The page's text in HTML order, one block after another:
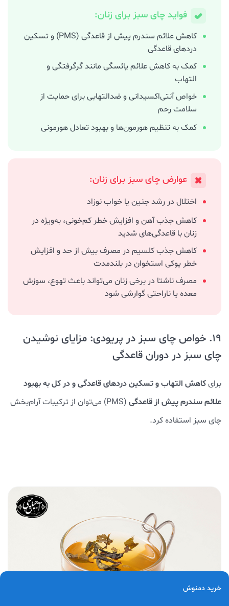
فواید چای سبز برای زنان:
کاهش علائم سندرم پیش از قاعدگی (PMS) و تسکین
دردهای قاعدگی
کمک به کاهش علائم یائسگی مانند گرگرفتگی و
التهاب
خواص آنتی‌اکسیدانی و ضدالتهابی برای حمایت از
سلامت رحم
کمک به تنظیم هورمون‌ها و بهبود تعادل هورمونی
عوارض چای سبز برای زنان:
اختلال در رشد جنین یا خواب نوزاد
کاهش جذب آهن و افزایش خطر کم‌خونی، به‌ویژه در
زنان با قاعدگی‌های شدید
کاهش جذب کلسیم در مصرف بیش از حد و افزایش
خطر پوکی استخوان در بلندمدت
مصرف ناشتا در برخی زنان می‌تواند باعث تهوع، سوزش
معده یا ناراحتی گوارشی شود
19. خواص چای سبز در پریودی: مزایای نوشیدن
چای سبز در دوران قاعدگی
برایکاهش التهاب و تسکین دردهای قاعدگی و در کل به بهبود
علائم سندرم پیش از قاعدگی
(PMS) می‌توان از ترکیبات آرام‌بخش
چای سبز استفاده کرد.
خرید دمنوش